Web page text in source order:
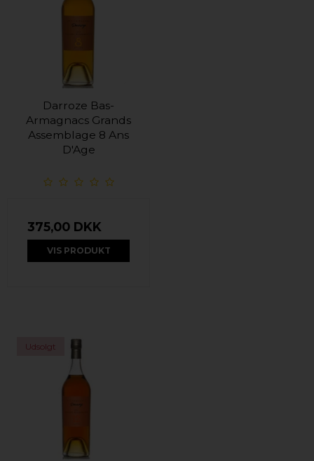
Darroze Bas-
Armagnacs Grands
Assemblage 8 Ans
D'Age
375,00 DKK
VIS PRODUKT
Udsolgt